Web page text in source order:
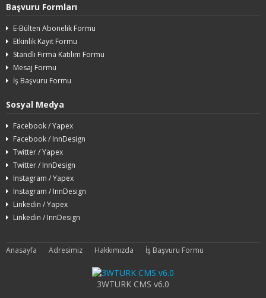
Başvuru Formları
E-Bülten Abonelik Formu
Etkinlik Kayıt Formu
Standlı Firma Katılım Formu
Mesaj Formu
İş Başvuru Formu
Sosyal Medya
Facebook / Yapex
Facebook / InnDesign
Twitter / Yapex
Twitter / InnDesign
Instagram / Yapex
Instagram / InnDesign
Linkedin / Yapex
Linkedin / InnDesign
Anasayfa Adresimiz Hakkımızda İş Başvuru Formu
3WTURK CMS v6.0